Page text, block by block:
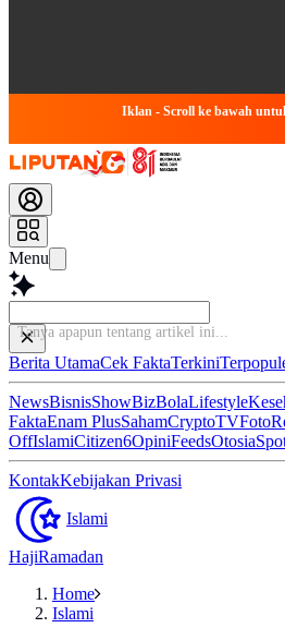
Iklan - Scroll ke bawah
Menu
Ba
Berita UtamaCek FaktaTerkini
NewsBisnisShowBizBolaLifestyle
FaktaEnam PlusSahamCryptoTVFoto
OffIslamiCitizen6OpiniFeedsOtosia
KontakKebijakan Privasi
Islami
HajiRamadan
Home
Islami